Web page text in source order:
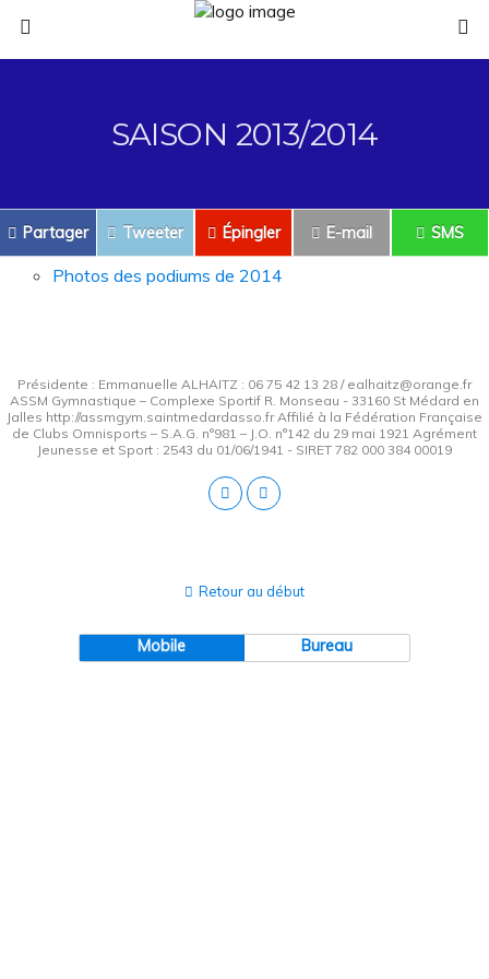
SAISON 2013/2014
Partager Tweeter Épingler E-mail SMS
Photos des podiums de 2014
Présidente : Emmanuelle ALHAITZ : 06 75 42 13 28 / ealhaitz@orange.fr
ASSM Gymnastique – Complexe Sportif R. Monseau - 33160 St Médard en
Jalles http://assmgym.saintmedardasso.fr Affilié à la Fédération Française
de Clubs Omnisports – S.A.G. n°981 – J.O. n°142 du 29 mai 1921 Agrément
Jeunesse et Sport : 2543 du 01/06/1941 - SIRET 782 000 384 00019
Retour au début
Mobile Bureau